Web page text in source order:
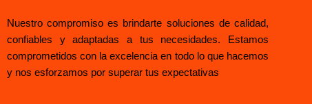
Nuestro compromiso es brindarte soluciones de calidad,
confiables y adaptadas a tus necesidades. Estamos
comprometidos con la excelencia en todo lo que hacemos
y nos esforzamos por superar tus expectativas